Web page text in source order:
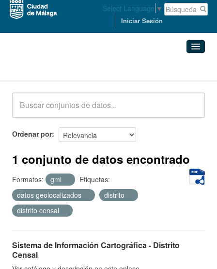
Select Language ▼
Iniciar Sesión
Acerca de
Ordenar por
1 conjunto de datos encontrado
Formatos: gml
Etiquetas:
datos geolocalizados
distrito
distrito censal
Sistema de Información Cartográfica - Distrito
Censal